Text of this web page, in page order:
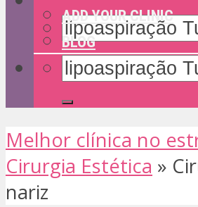
ADD YOUR CLINIC
BLOG
Melhor clínica no
Cirurgia Estética »
nariz